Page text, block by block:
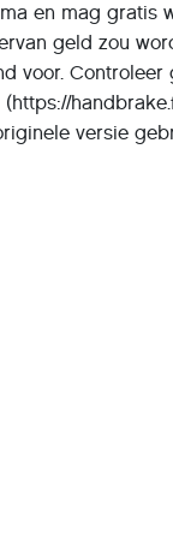
en mag gratis
geld zou
voor.
versie